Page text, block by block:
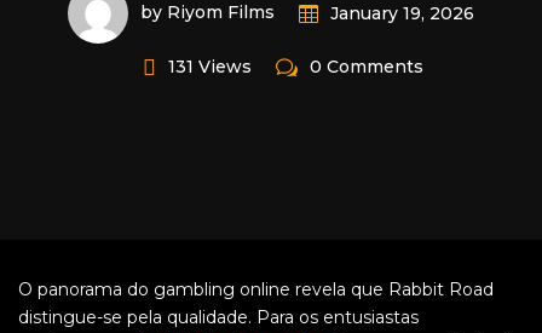
by Riyom Films January 19, 2026
131 Views 0 Comments
O panorama do gambling online revela que Rabbit Road
distingue-se pela qualidade. Para os entusiastas